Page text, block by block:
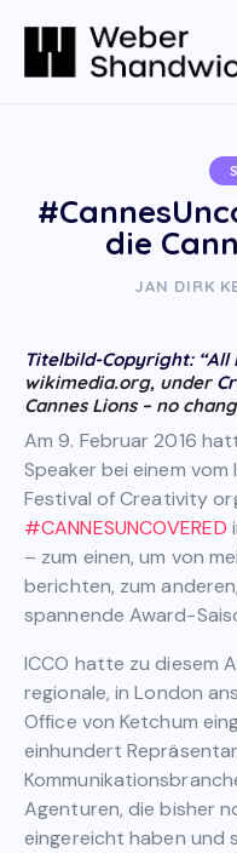
die
JAN DIRK
Titelbild-Copyright: “All
wikimedia.org, under
Cannes Lions – no
Am 9. Februar 2016
Speaker bei einem vom
Festival of Creativity
#CANNESUNCOVERED
– zum einen, um von
berichten, zum
spannende Award-
ICCO hatte zu diesem
regionale, in London
Office von Ketchum
einhundert
Agenturen, die bisher
eingereicht haben und